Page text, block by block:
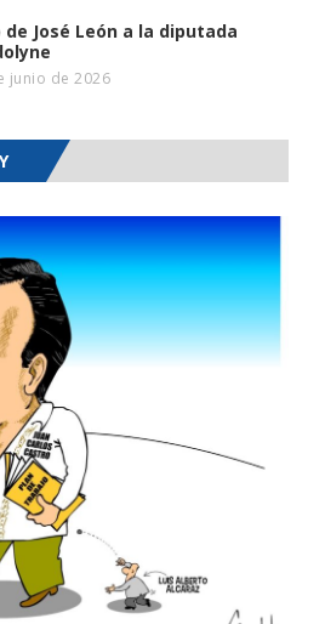
de José León a la diputada
junio de 2026